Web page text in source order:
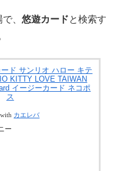
、 悠遊カードと検索す
ド サンリオ ハロー キテ
KITTY LOVE TAIWAN
イージーカード ネコポ
ス
カエレバ
ー